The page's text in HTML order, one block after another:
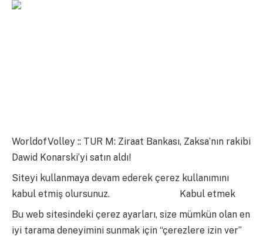
WorldofVolley :: TUR M: Ziraat Bankası, Zaksa’nın rakibi
Dawid Konarski’yi satın aldı!
Siteyi kullanmaya devam ederek çerez kullanımını
kabul etmiş olursunuz.
Kabul etmek
Bu web sitesindeki çerez ayarları, size mümkün olan en
iyi tarama deneyimini sunmak için “çerezlere izin ver”